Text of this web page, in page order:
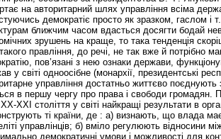
на авторитарний шлях управління всіма
демократіє просто як зразком, гаслом і
ближчим часом вдасться досягти бодай
зрушень на краще, то така тенденція
правління, до речі, не так вже й потрібно
пов’язані з нею ознаки держави,
у світі одноосібне (монархії, президентські
управління достатньо життєво
в першу чергу про права і свободи
ХХ-ХХІ століття у світі найкращі результати в
ті країни, де : а) визнають, що влада
управлінців; б) вміло регулюють відносини
демократичні умови і можливості для